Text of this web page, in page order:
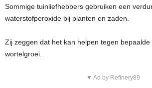
Sommige tuinliefhebbers gebruiken een
waterstofperoxide bij planten en zaden.
Zij zeggen dat het kan helpen tegen
wortelgroei.
▼ Ad by Refinery89